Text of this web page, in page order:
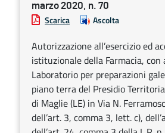
marzo 2020, n. 70
Scarica Ascolta
Autorizzazione all’esercizio ed
istituzionale della Farmacia, con
Laboratorio per preparazioni
piano terra del Presidio
di Maglie (LE) in Via N.
dell’art. 3, comma 3, lett. c),